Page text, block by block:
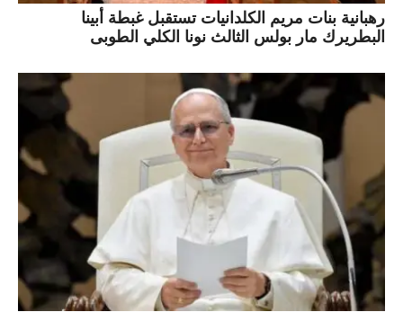
رهبانية بنات مريم الكلدانيات تستقبل غبطة أبينا
البطريرك مار بولس الثالث نونا الكلي الطوبى